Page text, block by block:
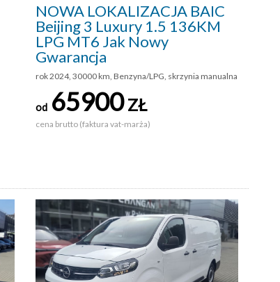
NOWA LOKALIZACJA BAIC
Beijing 3 Luxury 1.5 136KM
LPG MT6 Jak Nowy
Gwarancja
rok 2024, 30000 km, Benzyna/LPG, skrzynia manualna
od 65900ZŁ
cena brutto (faktura vat-marża)